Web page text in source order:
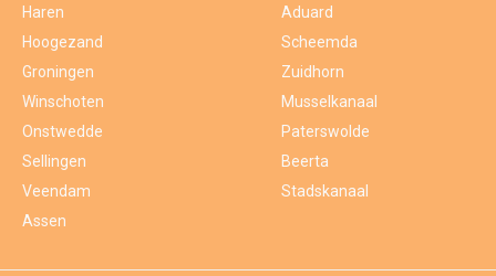
Haren
Hoogezand
Groningen
Winschoten
Onstwedde
Sellingen
Veendam
Assen
Aduard
Scheemda
Zuidhorn
Musselkanaal
Paterswolde
Beerta
Stadskanaal